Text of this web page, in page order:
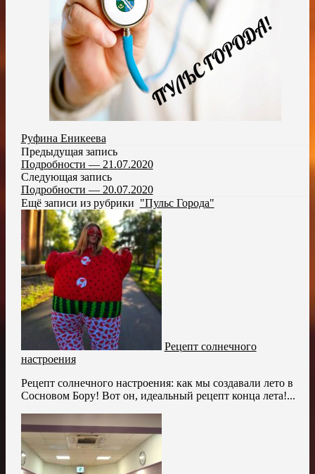
Руфина Еникеева
Предыдущая запись
Подробности — 21.07.2020
Следующая запись
Подробности — 20.07.2020
Ещё записи из рубрики "Пульс Города"
Рецепт солнечного
настроения
Рецепт солнечного настроения: как мы создавали лето в
Сосновом Бору! Вот он, идеальный рецепт конца лета!...